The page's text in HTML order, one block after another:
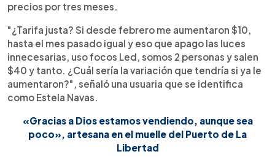
precios por tres meses.
"¿Tarifa justa? Si desde febrero me aumentaron $10,
hasta el mes pasado igual y eso que apago las luces
innecesarias, uso focos Led, somos 2 personas y salen
$40 y tanto. ¿Cuál sería la variación que tendría si ya le
aumentaron?", señaló una usuaria que se identifica
como Estela Navas.
«Gracias a Dios estamos vendiendo, aunque sea
poco», artesana en el muelle del Puerto de La
Libertad